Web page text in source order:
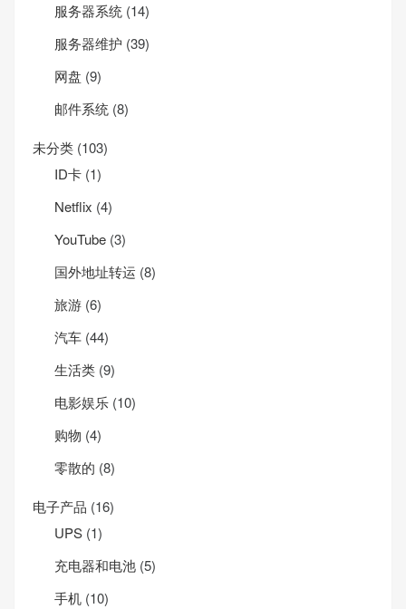
服务器系统 (14)
服务器维护 (39)
网盘 (9)
邮件系统 (8)
未分类 (103)
ID卡 (1)
Net­flix (4)
YouTube (3)
国外地址转运 (8)
旅游 (6)
汽车 (44)
生活类 (9)
电影娱乐 (10)
购物 (4)
零散的 (8)
电子产品 (16)
UPS (1)
充电器和电池 (5)
手机 (10)